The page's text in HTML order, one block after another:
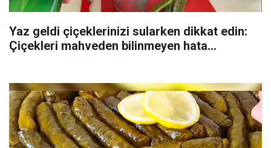
Yaz geldi çiçeklerinizi sularken dikkat edin:
Çiçekleri mahveden bilinmeyen hata...